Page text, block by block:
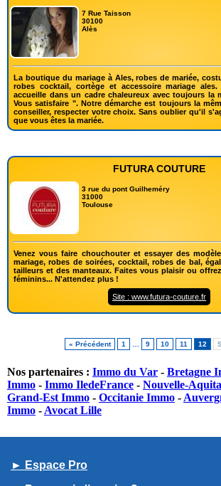
7 Rue Taisson
30100
Alès
La boutique du mariage à Ales, robes de mariée,
robes cocktail, cortège et accessoire mariage ales.
accueille dans un cadre chaleureux avec toujours la
Vous satisfaire ". Notre démarche est toujours la
conseiller, respecter votre choix. Sans oublier qu'il
que vous êtes la mariée.
FUTURA COUTURE
3 rue du pont Guilheméry
31000
Toulouse
Venez vous faire chouchouter et essayer des
mariage, robes de soirées, cocktail, robes de bal,
tailleurs et des manteaux. Faites vous plaisir ou
féminins... N'attendez plus !
Site : www.futura-couture.fr
« Précédent 1 9 10 11 12
Nos partenaires : Immo du Var - Bretagne
Immo - Immo IledeFrance - Nouvelle-
Grand-Est Immo - Occitanie Immo -
Immo - Avocat Lille
► Espace Pro